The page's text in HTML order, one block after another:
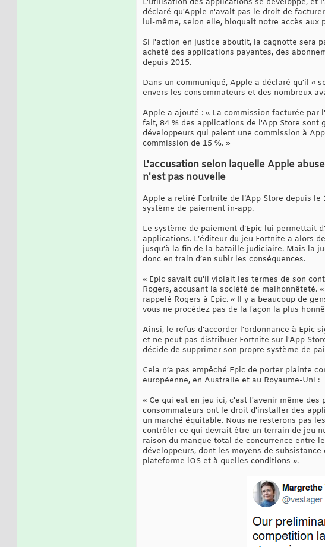
L'utilisation des applications se développe, et
déclaré qu'Apple n'avait pas le droit de
lui-même, selon elle, bloquait notre accès
Si l'action en justice aboutit, la cagnotte sera
acheté des applications payantes, des
depuis 2015.
Dans un communiqué, Apple a déclaré qu'il «
envers les consommateurs et des nombreux
Apple a ajouté : « La commission facturée par
fait, 84 % des applications de l'App Store
développeurs qui paient une commission à
commission de 15 %. »
L'accusation selon laquelle Apple
n'est pas nouvelle
Apple a retiré Fortnite de l’App Store depuis
système de paiement in-app.
Le système de paiement d’Epic lui permettait
applications. L’éditeur du jeu Fortnite a alors
jusqu’à la fin de la bataille judiciaire. Mais la
donc en train d’en subir les conséquences.
« Epic savait qu'il violait les termes de son
Rogers, accusant la société de malhonnêteté.
rappelé Rogers à Epic. « Il y a beaucoup de
vous ne procédez pas de la façon la plus
Ainsi, le refus d’accorder l'ordonnance à Epic
et ne peut pas distribuer Fortnite sur l'App
décide de supprimer son propre système de
Cela n’a pas empêché Epic de porter plainte
européenne, en Australie et au Royaume-Uni :
« Ce qui est en jeu ici, c'est l'avenir même des
consommateurs ont le droit d'installer des
un marché équitable. Nous ne resterons pas
contrôler ce qui devrait être un terrain de jeu
raison du manque total de concurrence entre
développeurs, dont les moyens de
plateforme iOS et à quelles conditions ».